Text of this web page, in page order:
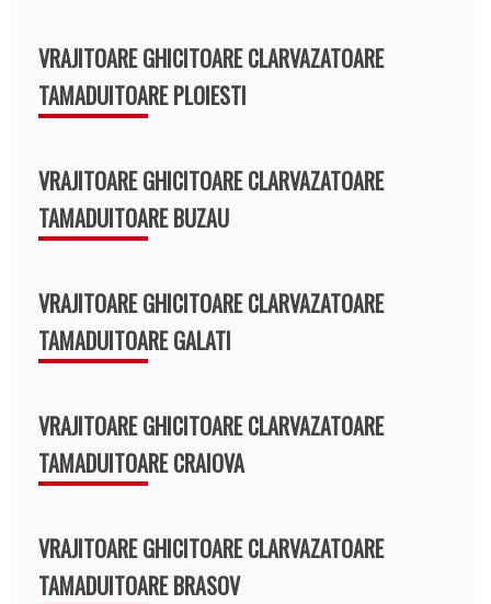
VRAJITOARE GHICITOARE CLARVAZATOARE
TAMADUITOARE PLOIESTI
VRAJITOARE GHICITOARE CLARVAZATOARE
TAMADUITOARE BUZAU
VRAJITOARE GHICITOARE CLARVAZATOARE
TAMADUITOARE GALATI
VRAJITOARE GHICITOARE CLARVAZATOARE
TAMADUITOARE CRAIOVA
VRAJITOARE GHICITOARE CLARVAZATOARE
TAMADUITOARE BRASOV